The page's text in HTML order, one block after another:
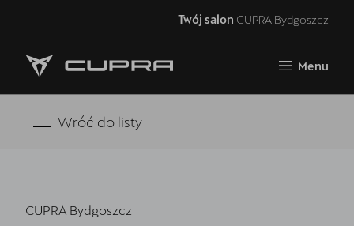
Twój salon CUPRA Bydgoszcz
Menu
Strona główna
Samochody dostępne od ręki
Wróć do listy
CUPRA Bydgoszcz